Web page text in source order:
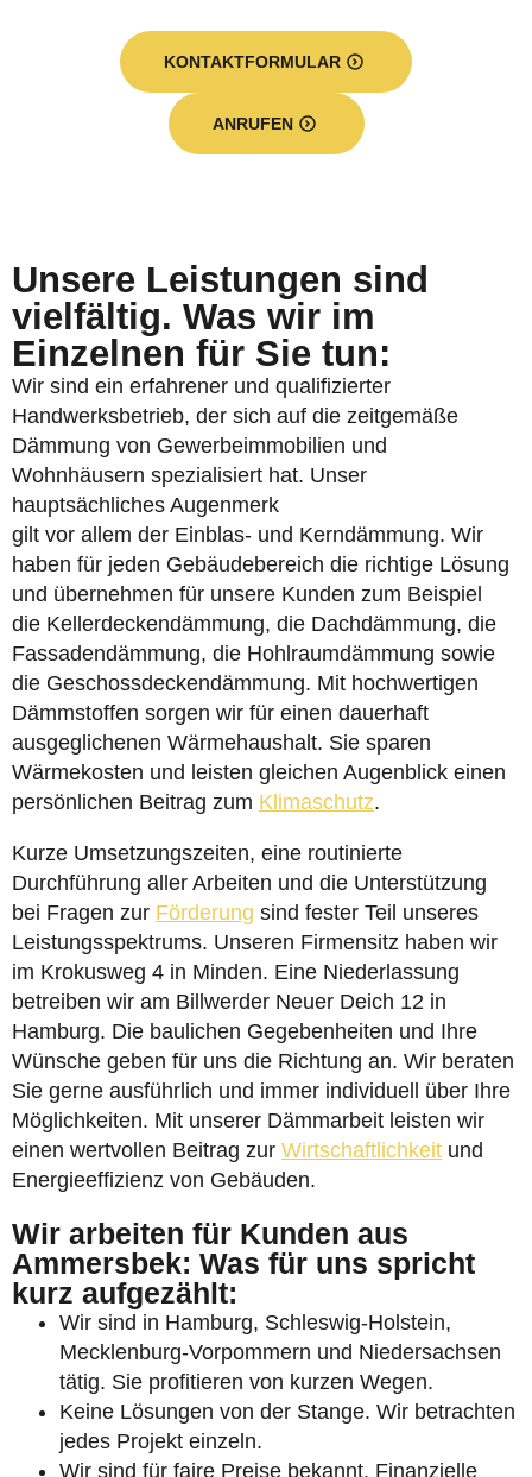
KONTAKTFORMULAR
ANRUFEN
Unsere Leistungen sind
vielfältig. Was wir im
Einzelnen für Sie tun:
Wir sind ein erfahrener und qualifizierter
Handwerksbetrieb, der sich auf die zeitgemäße
Dämmung von Gewerbeimmobilien und
Wohnhäusern spezialisiert hat. Unser
hauptsächliches Augenmerk
gilt vor allem der Einblas- und Kerndämmung. Wir
haben für jeden Gebäudebereich die richtige Lösung
und übernehmen für unsere Kunden zum Beispiel
die Kellerdeckendämmung, die Dachdämmung, die
Fassadendämmung, die Hohlraumdämmung sowie
die Geschossdeckendämmung. Mit hochwertigen
Dämmstoffen sorgen wir für einen dauerhaft
ausgeglichenen Wärmehaushalt. Sie sparen
Wärmekosten und leisten gleichen Augenblick einen
persönlichen Beitrag zum Klimaschutz.
Kurze Umsetzungszeiten, eine routinierte
Durchführung aller Arbeiten und die Unterstützung
bei Fragen zur Förderung sind fester Teil unseres
Leistungsspektrums. Unseren Firmensitz haben wir
im Krokusweg 4 in Minden. Eine Niederlassung
betreiben wir am Billwerder Neuer Deich 12 in
Hamburg. Die baulichen Gegebenheiten und Ihre
Wünsche geben für uns die Richtung an. Wir beraten
Sie gerne ausführlich und immer individuell über Ihre
Möglichkeiten. Mit unserer Dämmarbeit leisten wir
einen wertvollen Beitrag zur Wirtschaftlichkeit und
Energieeffizienz von Gebäuden.
Wir arbeiten für Kunden aus
Ammersbek: Was für uns spricht
kurz aufgezählt:
Wir sind in Hamburg, Schleswig-Holstein,
Mecklenburg-Vorpommern und Niedersachsen
tätig. Sie profitieren von kurzen Wegen.
Keine Lösungen von der Stange. Wir betrachten
jedes Projekt einzeln.
Wir sind für faire Preise bekannt. Finanzielle